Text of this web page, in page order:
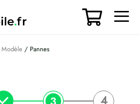
Modèle / Pannes